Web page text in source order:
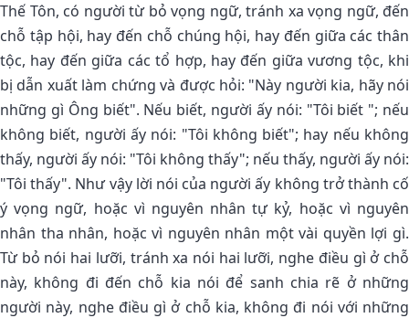
Thế Tôn, có người từ bỏ vọng ngữ, tránh xa vọng ngữ, đến
chỗ tập hội, hay đến chỗ chúng hội, hay đến giữa các thân
tộc, hay đến giữa các tổ hợp, hay đến giữa vương tộc, khi
bị dẫn xuất làm chứng và được hỏi: "Này người kia, hãy nói
những gì Ông biết". Nếu biết, người ấy nói: "Tôi biết "; nếu
không biết, người ấy nói: "Tôi không biết"; hay nếu không
thấy, người ấy nói: "Tôi không thấy"; nếu thấy, người ấy nói:
"Tôi thấy". Như vậy lời nói của người ấy không trở thành cố
ý vọng ngữ, hoặc vì nguyên nhân tự kỷ, hoặc vì nguyên
nhân tha nhân, hoặc vì nguyên nhân một vài quyền lợi gì.
Từ bỏ nói hai lưỡi, tránh xa nói hai lưỡi, nghe điều gì ở chỗ
này, không đi đến chỗ kia nói để sanh chia rẽ ở những
người này, nghe điều gì ở chỗ kia, không đi nói với những